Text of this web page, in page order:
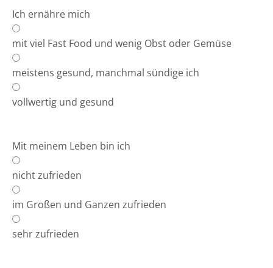
Ich ernähre mich
mit viel Fast Food und wenig Obst oder Gemüse
meistens gesund, manchmal sündige ich
vollwertig und gesund
Mit meinem Leben bin ich
nicht zufrieden
im Großen und Ganzen zufrieden
sehr zufrieden